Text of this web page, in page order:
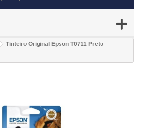
Tinteiro Original Epson T0711 Preto